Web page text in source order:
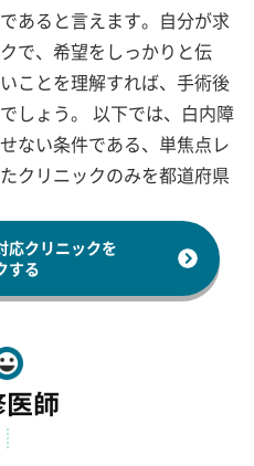
あると言えます。自分が求
で、希望をしっかりと伝
ことを理解すれば、手術後
しょう。 以下では、白内障
ない条件である、単焦点レ
クリニックのみを都道府県
応クリニックを
する
師